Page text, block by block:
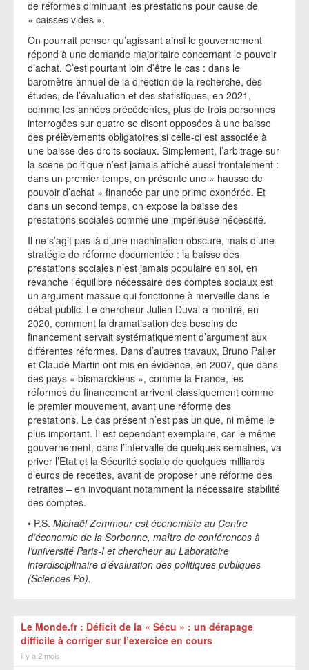
de réformes diminuant les prestations pour cause de
« caisses vides ».
On pourrait penser qu’agissant ainsi le gouvernement
répond à une demande majoritaire concernant le pouvoir
d’achat. C’est pourtant loin d’être le cas : dans le
baromètre annuel de la direction de la recherche, des
études, de l’évaluation et des statistiques, en 2021,
comme les années précédentes, plus de trois personnes
interrogées sur quatre se disent opposées à une baisse
des prélèvements obligatoires si celle-ci est associée à
une baisse des droits sociaux. Simplement, l’arbitrage sur
la scène politique n’est jamais affiché aussi frontalement :
dans un premier temps, on présente une « hausse de
pouvoir d’achat » financée par une prime exonérée. Et
dans un second temps, on expose la baisse des
prestations sociales comme une impérieuse nécessité.
Il ne s’agit pas là d’une machination obscure, mais d’une
stratégie de réforme documentée : la baisse des
prestations sociales n’est jamais populaire en soi, en
revanche l’équilibre nécessaire des comptes sociaux est
un argument massue qui fonctionne à merveille dans le
débat public. Le chercheur Julien Duval a montré, en
2020, comment la dramatisation des besoins de
financement servait systématiquement d’argument aux
différentes réformes. Dans d’autres travaux, Bruno Palier
et Claude Martin ont mis en évidence, en 2007, que dans
des pays « bismarckiens », comme la France, les
réformes du financement arrivent classiquement comme
le premier mouvement, avant une réforme des
prestations. Le cas présent n’est pas unique, ni même le
plus important. Il est cependant exemplaire, car le même
gouvernement, dans l’intervalle de quelques semaines, va
priver l’Etat et la Sécurité sociale de quelques milliards
d’euros de recettes, avant de proposer une réforme des
retraites – en invoquant notamment la nécessaire stabilité
des comptes.
• P.S. Michaël Zemmour est économiste au Centre
d’économie de la Sorbonne, maître de conférences à
l’université Paris-I et chercheur au Laboratoire
interdisciplinaire d’évaluation des politiques publiques
(Sciences Po).
Le Monde.fr : Déficit de la « Sécu » : un dérapage
difficile à corriger sur l’exercice en cours
il y a 2 mois